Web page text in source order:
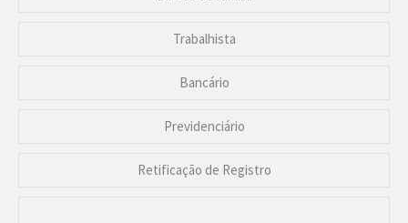
Trabalhista
Bancário
Previdenciário
Retificação de Registro